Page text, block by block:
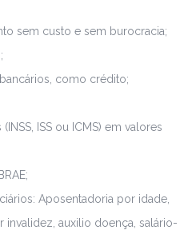
sem custo e sem burocracia;
como crédito;
ISS ou ICMS) em valores
Aposentadoria por idade,
auxilio doença, salário-